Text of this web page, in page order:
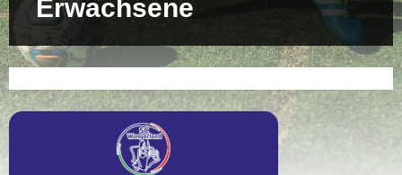
Erwachsene